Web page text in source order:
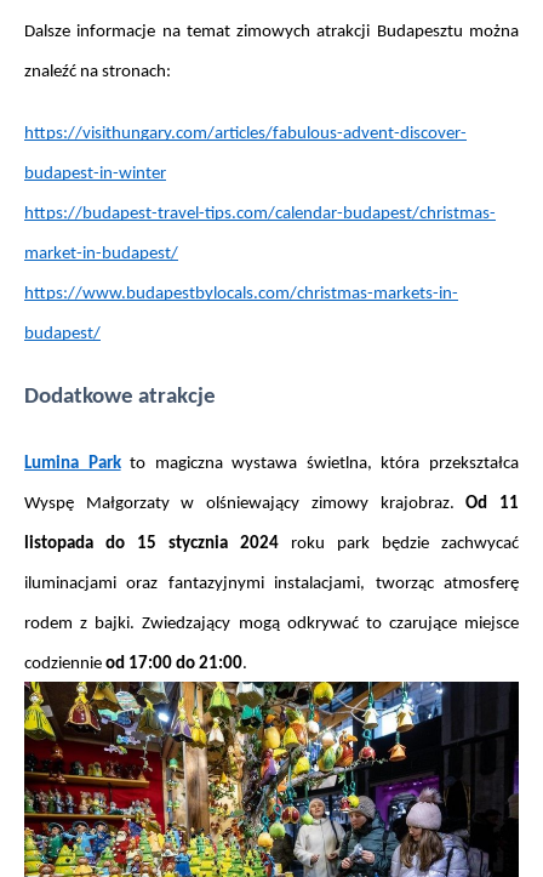
Dalsze informacje na temat zimowych atrakcji Budapesztu można
znaleźć na stronach:
https://visithungary.com/articles/fabulous-advent-discover-
budapest-in-winter
https://budapest-travel-tips.com/calendar-budapest/christmas-
market-in-budapest/
https://www.budapestbylocals.com/christmas-markets-in-
budapest/
Dodatkowe atrakcje
Lumina Park to magiczna wystawa świetlna, która przekształca
Wyspę Małgorzaty w olśniewający zimowy krajobraz. Od 11
listopada do 15 stycznia 2024 roku park będzie zachwycać
iluminacjami oraz fantazyjnymi instalacjami, tworząc atmosferę
rodem z bajki. Zwiedzający mogą odkrywać to czarujące miejsce
codziennie od 17:00 do 21:00.